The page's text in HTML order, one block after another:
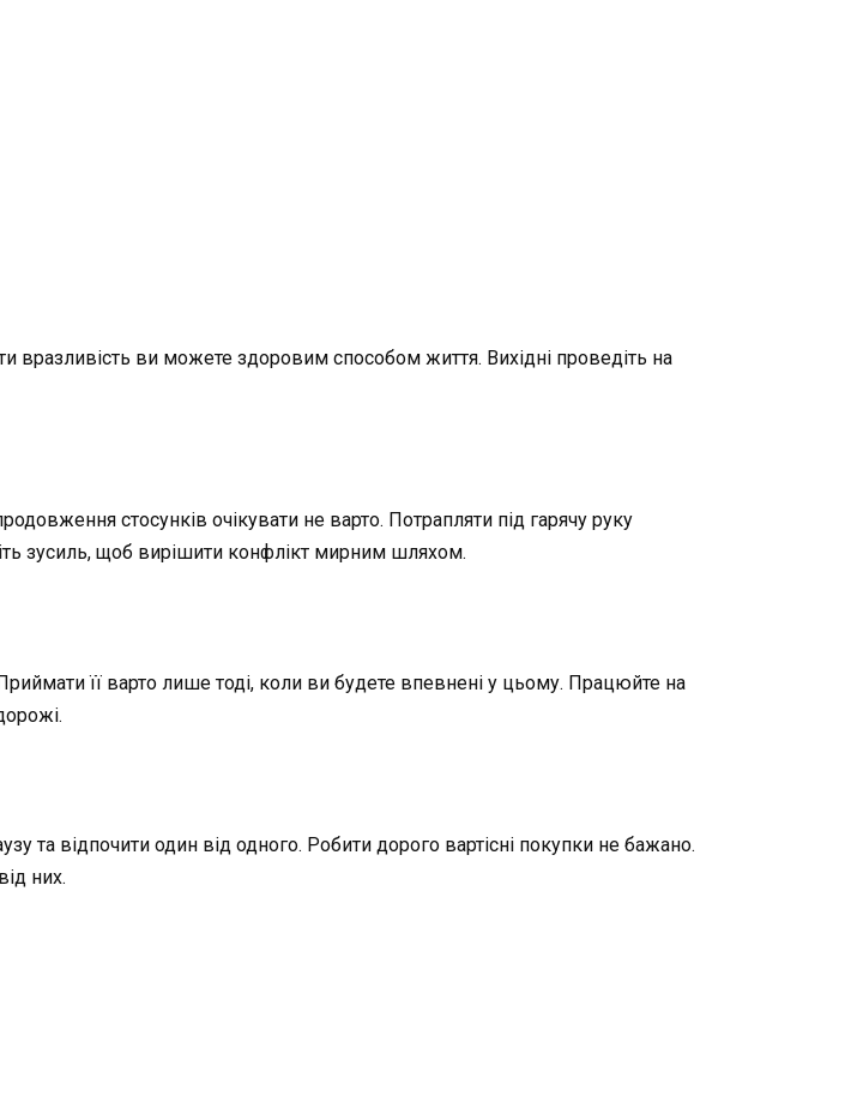
вразливість ви можете здоровим способом життя. Вихідні проведіть на
стосунків очікувати не варто. Потрапляти під гарячу руку
зусиль, щоб вирішити конфлікт мирним шляхом.
її варто лише тоді, коли ви будете впевнені у цьому. Працюйте на
та відпочити один від одного. Робити дорого вартісні покупки не бажано.
них.